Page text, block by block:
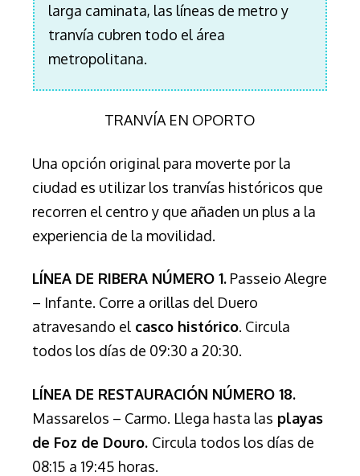
larga caminata, las líneas de metro y
tranvía cubren todo el área
metropolitana.
TRANVÍA EN OPORTO
Una opción original para moverte por la
ciudad es utilizar los tranvías históricos que
recorren el centro y que añaden un plus a la
experiencia de la movilidad.
LÍNEA DE RIBERA NÚMERO 1. Passeio Alegre
– Infante. Corre a orillas del Duero
atravesando el casco histórico. Circula
todos los días de 09:30 a 20:30.
LÍNEA DE RESTAURACIÓN NÚMERO 18.
Massarelos – Carmo. Llega hasta las playas
de Foz de Douro. Circula todos los días de
08:15 a 19:45 horas.